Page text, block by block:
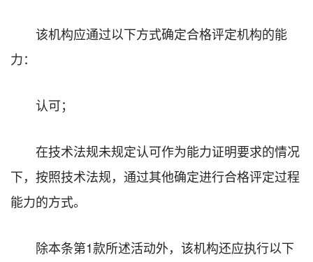
该机构应通过以下方式确定合格评定机构的能
力：
认可；
在技术法规未规定认可作为能力证明要求的情况
下，按照技术法规，通过其他确定进行合格评定过程
能力的方式。
除本条第1款所述活动外，该机构还应执行以下